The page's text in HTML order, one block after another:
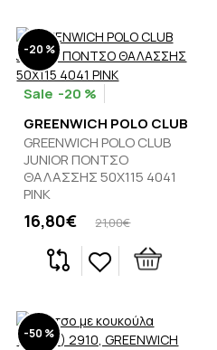
-20 %
-20 %
GREENWICH POLO CLUB
GREENWICH POLO CLUB
JUNIOR ΠΟΝΤΣΟ
ΘΑΛΑΣΣΗΣ 50Χ115 4041
PINK
21,00€
16,80€
-50 %